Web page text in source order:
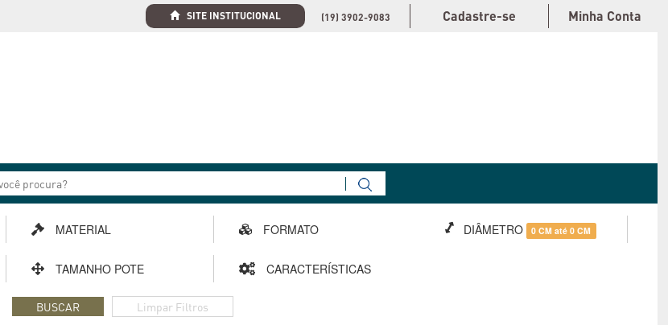
(19) 3902-9083
SITE INSTITUCIONAL Cadastre-se Minha Conta
MATERIAL FORMATO DIÂMETRO 0 CM até 0 CM
TAMANHO POTE CARACTERÍSTICAS
BUSCAR Limpar Filtros